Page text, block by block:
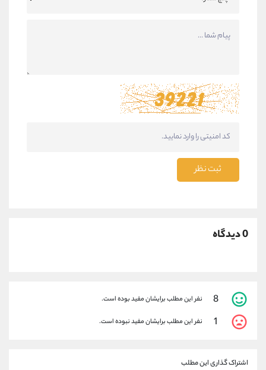
ثبت نظر
0 دیدگاه
8 نفر این مطلب برایشان مفید بوده است.
1 نفر این مطلب برایشان مفید نبوده است.
اشتراک گذاری این مطلب